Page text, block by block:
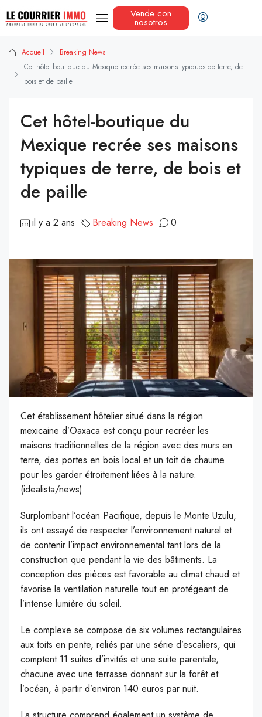
Vende con
nosotros
Accueil
Breaking News
Cet hôtel-boutique du Mexique recrée ses maisons typiques de terre, de
bois et de paille
Cet hôtel-boutique du
Mexique recrée ses maisons
typiques de terre, de bois et
de paille
il y a 2 ans Breaking News 0
Cet établissement hôtelier situé dans la région
mexicaine d’Oaxaca est conçu pour recréer les
maisons traditionnelles de la région avec des murs en
terre, des portes en bois local et un toit de chaume
pour les garder étroitement liées à la nature.
(idealista/news)
Surplombant l’océan Pacifique, depuis le Monte Uzulu,
ils ont essayé de respecter l’environnement naturel et
de contenir l’impact environnemental tant lors de la
construction que pendant la vie des bâtiments. La
conception des pièces est favorable au climat chaud et
favorise la ventilation naturelle tout en protégeant de
l’intense lumière du soleil.
Le complexe se compose de six volumes rectangulaires
aux toits en pente, reliés par une série d’escaliers, qui
comptent 11 suites d’invités et une suite parentale,
chacune avec une terrasse donnant sur la forêt et
l’océan, à partir d’environ 140 euros par nuit.